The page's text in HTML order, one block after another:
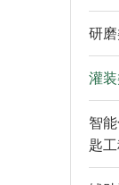
研
灌
智
匙